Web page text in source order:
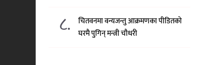
८.
चितवनमा वन्यजन्तु आक्रमणका पीडितको
घरमै पुगिन् मन्त्री चौधरी